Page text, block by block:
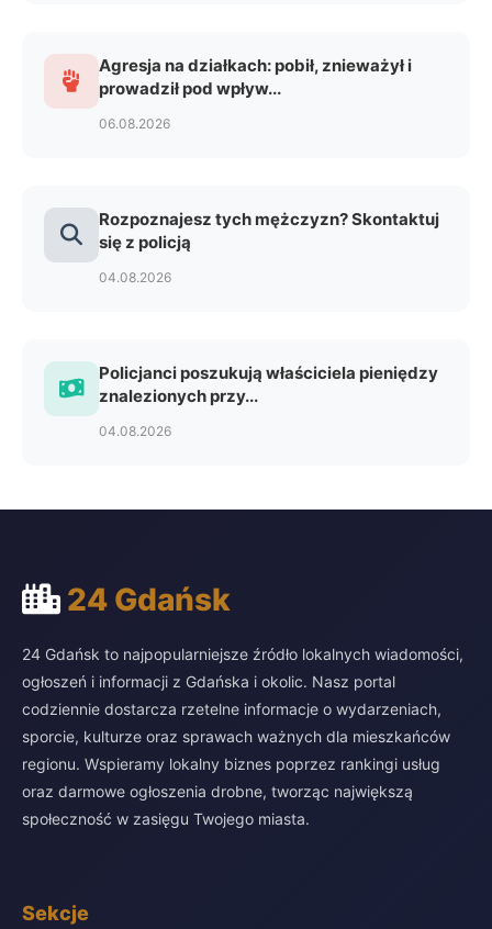
Agresja na działkach: pobił, znieważył i
prowadził pod wpływ...
06.08.2026
Rozpoznajesz tych mężczyzn? Skontaktuj
się z policją
04.08.2026
Policjanci poszukują właściciela pieniędzy
znalezionych przy...
04.08.2026
24 Gdańsk
24 Gdańsk to najpopularniejsze źródło lokalnych wiadomości,
ogłoszeń i informacji z Gdańska i okolic. Nasz portal
codziennie dostarcza rzetelne informacje o wydarzeniach,
sporcie, kulturze oraz sprawach ważnych dla mieszkańców
regionu. Wspieramy lokalny biznes poprzez rankingi usług
oraz darmowe ogłoszenia drobne, tworząc największą
społeczność w zasięgu Twojego miasta.
Sekcje